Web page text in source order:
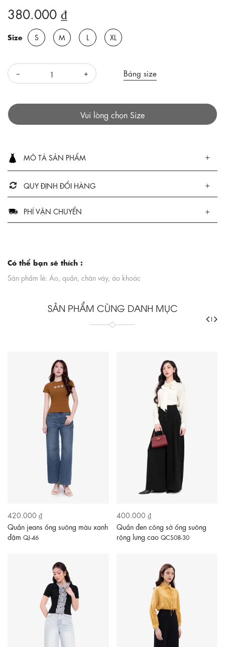
380.000 ₫
Size S M L XL
Bảng size
Vui lòng chọn Size
MÔ TẢ SẢN PHẨM
QUY ĐỊNH ĐỔI HÀNG
PHÍ VẬN CHUYỂN
Có thể bạn sẽ thích :
Sản phẩm lẻ: Áo, quần, chân váy, áo khoác
SẢN PHẨM CÙNG DANH MỤC
420.000 ₫
Quần jeans ống suông màu xanh
đậm QJ-46
400.000 ₫
Quần đen công sở ống suông
rộng lưng cao QCS08-30